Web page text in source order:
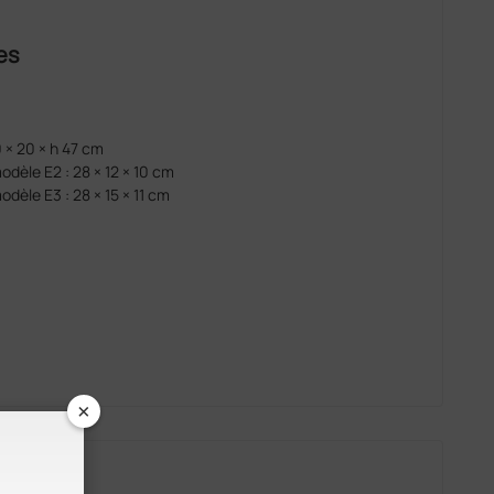
20 × h 47 cm
E2 : 28 × 12 × 10 cm
E3 : 28 × 15 × 11 cm
×